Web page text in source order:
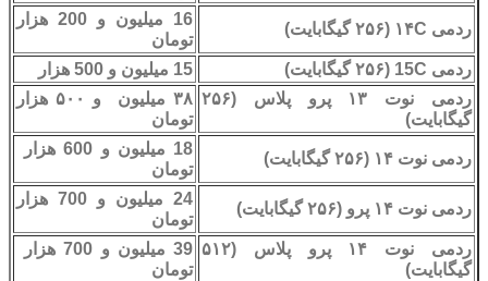
ردمی ۱۴C (۲۵۶ گیگابایت)
16 میلیون و 200 هزار
تومان
ردمی 15C (۲۵۶ گیگابایت)
15 میلیون و 500 هزار
ردمی نوت ۱۳ پرو پلاس (۲۵۶
گیگابایت)
۳۸ میلیون و ۵۰۰ هزار
تومان
ردمی نوت ۱۴ (۲۵۶ گیگابایت)
18 میلیون و 600 هزار
تومان
ردمی نوت ۱۴ پرو (۲۵۶ گیگابایت)
24 میلیون و 700 هزار
تومان
ردمی نوت ۱۴ پرو پلاس (۵۱۲
گیگابایت)
39 میلیون و 700 هزار
تومان